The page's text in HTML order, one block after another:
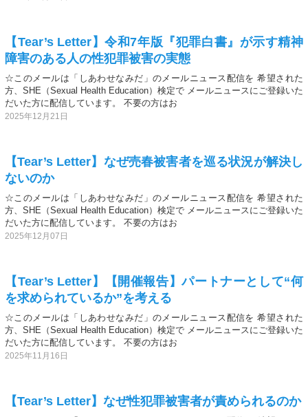
【Tear’s Letter】令和7年版『犯罪白書』が示す精神
障害のある人の性犯罪被害の実態
☆このメールは「しあわせなみだ」のメールニュース配信を 希望された
方、SHE（Sexual Health Education）検定で メールニュースにご登録いた
だいた方に配信しています。 不要の方はお
2025年12月21日
【Tear’s Letter】なぜ売春被害者を巡る状況が解決し
ないのか
☆このメールは「しあわせなみだ」のメールニュース配信を 希望された
方、SHE（Sexual Health Education）検定で メールニュースにご登録いた
だいた方に配信しています。 不要の方はお
2025年12月07日
【Tear’s Letter】【開催報告】パートナーとして“何
を求められているか”を考える
☆このメールは「しあわせなみだ」のメールニュース配信を 希望された
方、SHE（Sexual Health Education）検定で メールニュースにご登録いた
だいた方に配信しています。 不要の方はお
2025年11月16日
【Tear’s Letter】なぜ性犯罪被害者が責められるのか